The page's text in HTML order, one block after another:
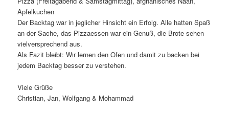
Apfelkuchen
Der Backtag war in jeglicher Hinsicht ein Erfolg. Alle hatten Spaß
an der Sache, das Pizzaessen war ein Genuß, die Brote sehen
vielversprechend aus.
Als Fazit bleibt: Wir lernen den Ofen und damit zu backen bei
jedem Backtag besser zu verstehen.
Viele Grüße
Christian, Jan, Wolfgang & Mohammad